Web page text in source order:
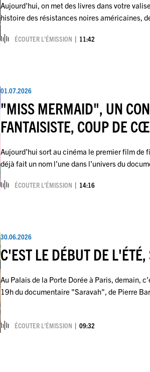
Aujourd'hui, on met des livres dans votre
histoire des résistances noires américaines,
ÉCOUTER L’ÉMISSION 11:42
01.07.2026
"MISS MERMAID", UN
FANTAISISTE, COUP DE
Aujourd’hui sort au cinéma le premier film
déjà fait un nom l’une dans l’univers du
ÉCOUTER L’ÉMISSION 14:16
30.06.2026
C'EST LE DÉBUT DE L'ÉTÉ,
Au Palais de la Porte Dorée à Paris, demain,
19h du documentaire "Saravah", de Pierre
ÉCOUTER L’ÉMISSION 09:32